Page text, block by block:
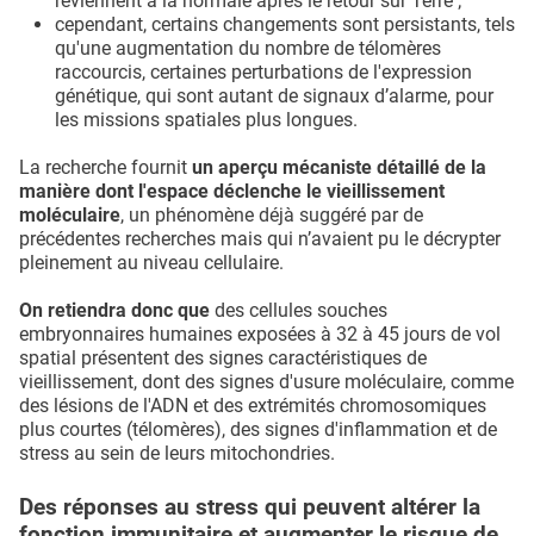
cependant, certains changements sont persistants, tels
qu'une augmentation du nombre de télomères
raccourcis, certaines perturbations de l'expression
génétique, qui sont autant de signaux d’alarme, pour
les missions spatiales plus longues.
La recherche fournit un aperçu mécaniste détaillé de la
manière dont l'espace déclenche le vieillissement
moléculaire, un phénomène déjà suggéré par de
précédentes recherches mais qui n’avaient pu le décrypter
pleinement au niveau cellulaire.
On retiendra donc que des cellules souches
embryonnaires humaines exposées à 32 à 45 jours de vol
spatial présentent des signes caractéristiques de
vieillissement, dont des signes d'usure moléculaire, comme
des lésions de l'ADN et des extrémités chromosomiques
plus courtes (télomères), des signes d'inflammation et de
stress au sein de leurs mitochondries.
Des réponses au stress qui peuvent altérer la